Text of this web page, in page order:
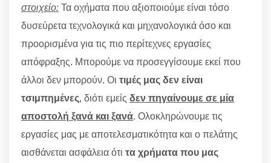
στοιχείο:Τα οχήματα που αξιοποιούμε είναι τόσο
δυσεύρετα τεχνολογικά και μηχανολογικά όσο και
προορισμένα για τις πιο περίτεχνες εργασίες
απόφραξης. Μπορούμε να προσεγγίσουμε εκεί που
άλλοι δεν μπορούν. Οι τιμές μας δεν είναι
τσιμπημένες, διότι εμείς δεν πηγαίνουμε σε μία
αποστολή ξανά και ξανά. Ολοκληρώνουμε τις
εργασίες μας με αποτελεσματικότητα και ο πελάτης
αισθάνεται ασφάλεια ότι τα χρήματα που μας